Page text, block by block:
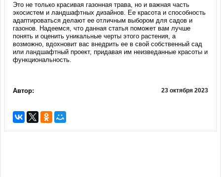
Это не только красивая газонная трава, но и важная часть
экосистем и ландшафтных дизайнов. Ее красота и способность
адаптироваться делают ее отличным выбором для садов и
газонов. Надеемся, что данная статья поможет вам лучше
понять и оценить уникальные черты этого растения, а
возможно, вдохновит вас внедрить ее в свой собственный сад
или ландшафтный проект, придавая им неизведанные красоты и
функциональность.
23 октября 2023
Автор: